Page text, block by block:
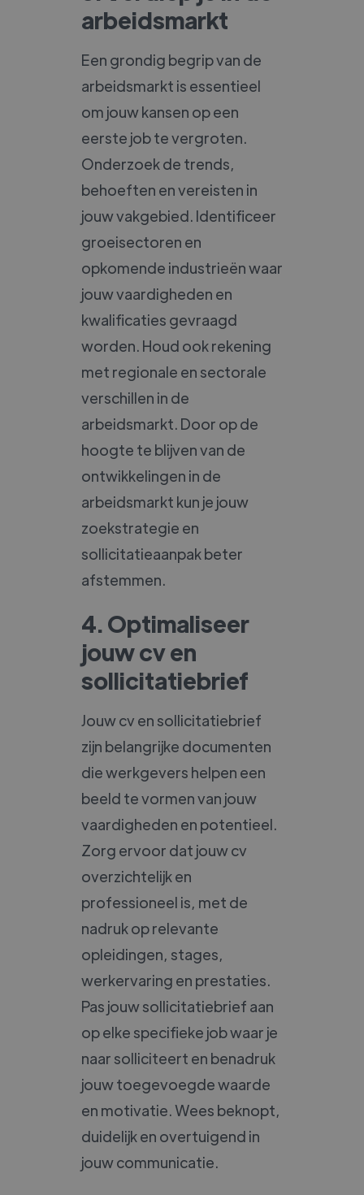
arbeidsmarkt
Een grondig begrip van de
arbeidsmarkt is essentieel
om jouw kansen op een
eerste job te vergroten.
Onderzoek de trends,
behoeften en vereisten in
jouw vakgebied. Identificeer
groeisectoren en
opkomende industrieën waar
jouw vaardigheden en
kwalificaties gevraagd
worden. Houd ook rekening
met regionale en sectorale
verschillen in de
arbeidsmarkt. Door op de
hoogte te blijven van de
ontwikkelingen in de
arbeidsmarkt kun je jouw
zoekstrategie en
sollicitatieaanpak beter
afstemmen.
4. Optimaliseer
jouw cv en
sollicitatiebrief
Jouw cv en sollicitatiebrief
zijn belangrijke documenten
die werkgevers helpen een
beeld te vormen van jouw
vaardigheden en potentieel.
Zorg ervoor dat jouw cv
overzichtelijk en
professioneel is, met de
nadruk op relevante
opleidingen, stages,
werkervaring en prestaties.
Pas jouw sollicitatiebrief aan
op elke specifieke job waar je
naar solliciteert en benadruk
jouw toegevoegde waarde
en motivatie. Wees beknopt,
duidelijk en overtuigend in
jouw communicatie.